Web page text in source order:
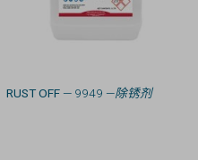
RUST OFF— 9949 —除锈剂